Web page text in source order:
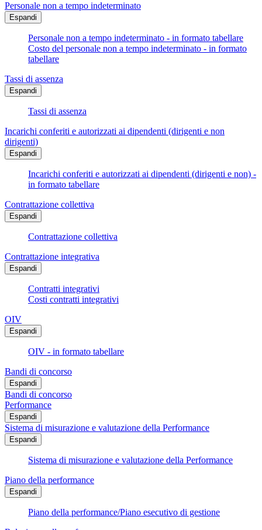
Personale non a tempo indeterminato
Espandi
Personale non a tempo indeterminato - in formato tabellare
Costo del personale non a tempo indeterminato - in formato
tabellare
Tassi di assenza
Espandi
Tassi di assenza
Incarichi conferiti e autorizzati ai dipendenti (dirigenti e non
dirigenti)
Espandi
Incarichi conferiti e autorizzati ai dipendenti (dirigenti e non) -
in formato tabellare
Contrattazione collettiva
Espandi
Contrattazione collettiva
Contrattazione integrativa
Espandi
Contratti integrativi
Costi contratti integrativi
OIV
Espandi
OIV - in formato tabellare
Bandi di concorso
Espandi
Bandi di concorso
Performance
Espandi
Sistema di misurazione e valutazione della Performance
Espandi
Sistema di misurazione e valutazione della Performance
Piano della performance
Espandi
Piano della performance/Piano esecutivo di gestione